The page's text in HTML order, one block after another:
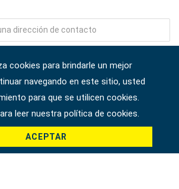
cookies para brindarle un mejor
navegando en este sitio, usted
para que se utilicen cookies.
leer nuestra política de cookies.
ACEPTAR